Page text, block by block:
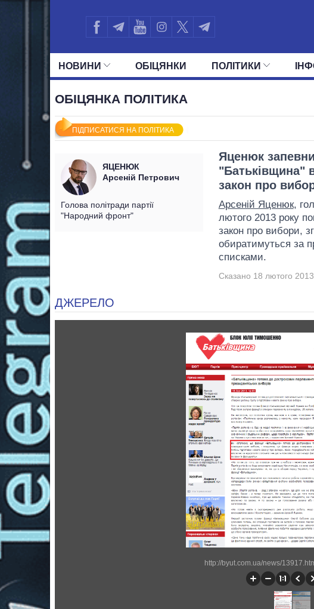
НОВИНИ ОБIЦЯНКИ ПОЛIТИКИ
ОБІЦЯНКА ПОЛІТИКА
ПІДПИСАТИСЯ НА ПОЛІТИКА
ЯЦЕНЮК
Арсеній Петрович
Голова політради партії
"Народний фронт"
Яценюк
"Батьківщина"
закон про
Арсеній Яценюк,
лютого 2013 року
закон про вибори,
обиратимуться за
списками.
Сказано 18 лютого 2013
ДЖЕРЕЛО
http://byut.com.ua/news/